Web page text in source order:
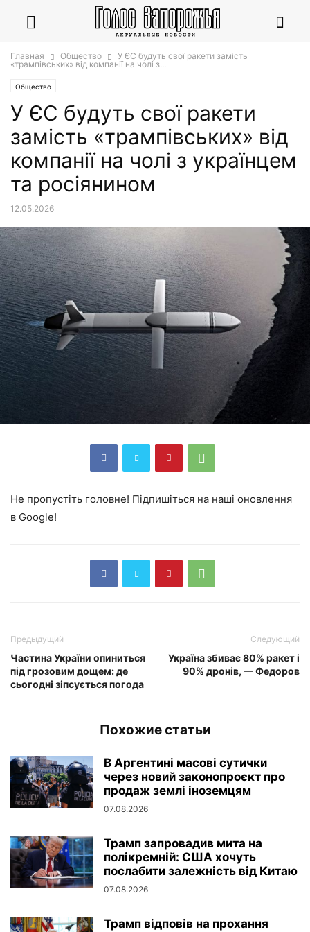
Главная Общество
У ЄС будуть свої ракети замість
«трампівських» від компанії на чолі з...
Общество
У ЄС будуть свої ракети
замість «трампівських» від
компанії на чолі з українцем
та росіянином
12.05.2026
Не пропустіть головне! Підпишіться на наші оновлення
в Google!
Предыдущий
Частина України опиниться
під грозовим дощем: де
сьогодні зіпсується погода
Следующий
Україна збиває 80% ракет і
90% дронів, — Федоров
Похожие статьи
В Аргентині масові сутички
через новий законопроєкт про
продаж землі іноземцям
07.08.2026
Трамп запровадив мита на
полікремній: США хочуть
послабити залежність від Китаю
07.08.2026
Трамп відповів на прохання